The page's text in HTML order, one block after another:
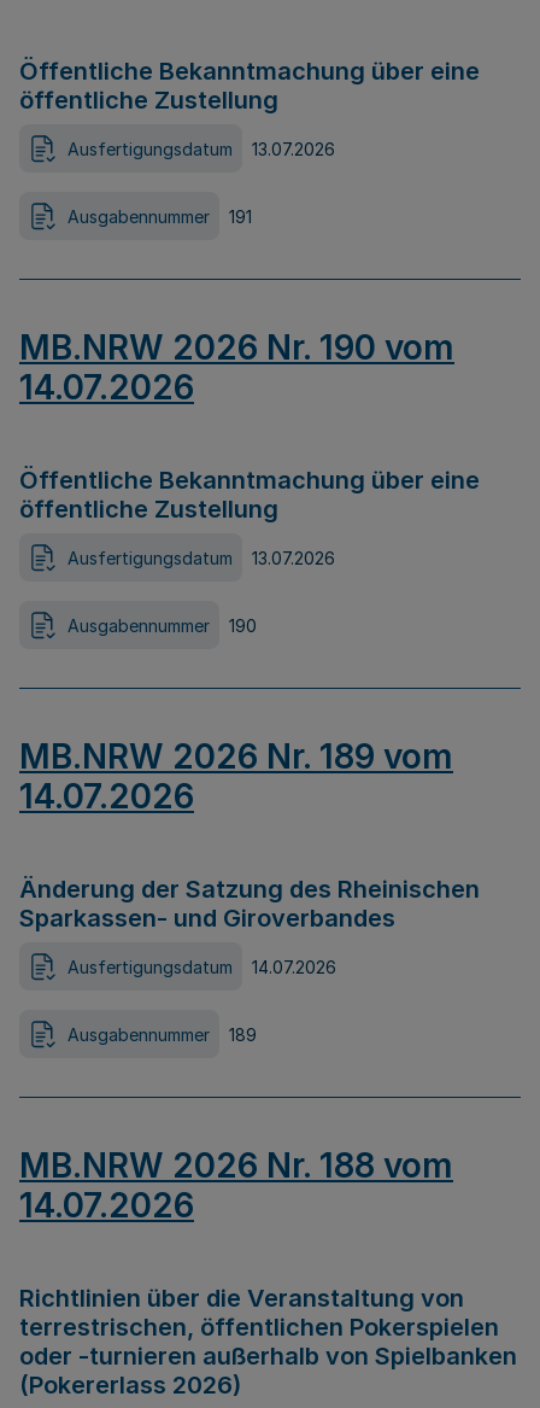
Öffentliche Bekanntmachung über eine
öffentliche Zustellung
Ausfertigungsdatum 13.07.2026
Ausgabennummer 191
MB.NRW 2026 Nr. 190 vom
14.07.2026
Öffentliche Bekanntmachung über eine
öffentliche Zustellung
Ausfertigungsdatum 13.07.2026
Ausgabennummer 190
MB.NRW 2026 Nr. 189 vom
14.07.2026
Änderung der Satzung des Rheinischen
Sparkassen- und Giroverbandes
Ausfertigungsdatum 14.07.2026
Ausgabennummer 189
MB.NRW 2026 Nr. 188 vom
14.07.2026
Richtlinien über die Veranstaltung von
terrestrischen, öffentlichen Pokerspielen
oder -turnieren außerhalb von Spielbanken
(Pokererlass 2026)